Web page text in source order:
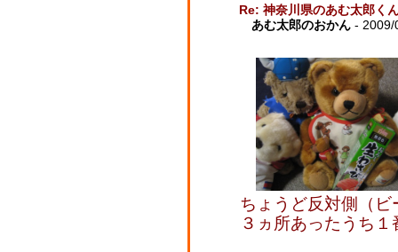
Re: 神奈川県のあむ太郎く
あむ太郎のおかん -
ちょうど反対側（
３ヵ所あったうち